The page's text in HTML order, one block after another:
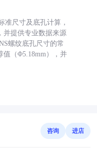
准尺寸及底孔计算，
并提供专业数据来源
螺纹底孔尺寸的常
值（Φ5.18mm），并
咨询 进店